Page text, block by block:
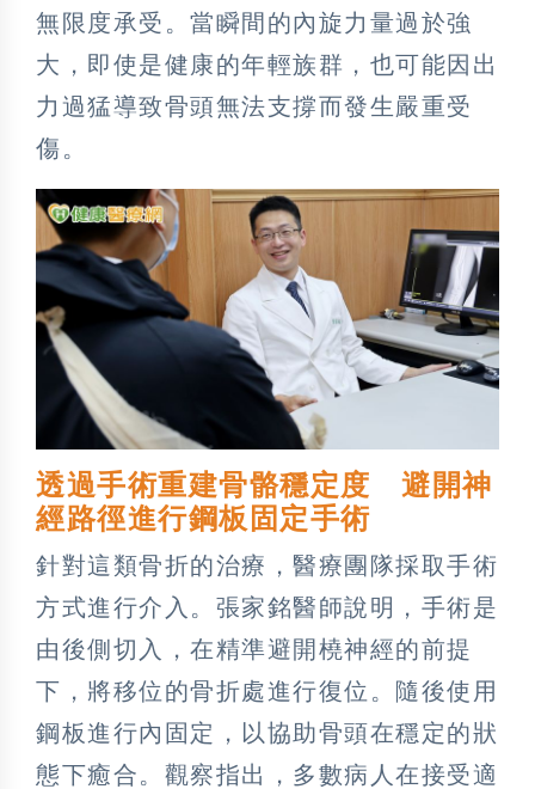
無限度承受。當瞬間的內旋力量過於強
大，即使是健康的年輕族群，也可能因出
力過猛導致骨頭無法支撐而發生嚴重受
傷。
透過手術重建骨骼穩定度 避開神
經路徑進行鋼板固定手術
針對這類骨折的治療，醫療團隊採取手術
方式進行介入。張家銘醫師說明，手術是
由後側切入，在精準避開橈神經的前提
下，將移位的骨折處進行復位。隨後使用
鋼板進行內固定，以協助骨頭在穩定的狀
態下癒合。觀察指出，多數病人在接受適